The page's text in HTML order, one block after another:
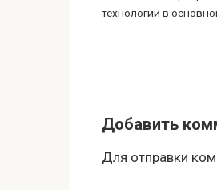
технологии в
Добавить
Для отправки